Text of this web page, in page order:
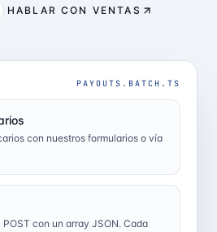
HABLAR CON VENTAS
PAYOUTS.BATCH.TS
con nuestros formularios o vía
POST con un array JSON. Cada